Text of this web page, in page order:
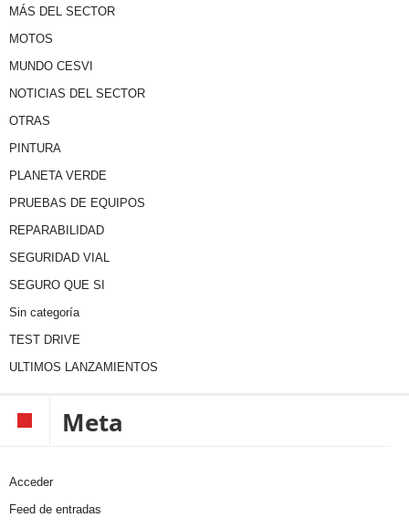
MÁS DEL SECTOR
MOTOS
MUNDO CESVI
NOTICIAS DEL SECTOR
OTRAS
PINTURA
PLANETA VERDE
PRUEBAS DE EQUIPOS
REPARABILIDAD
SEGURIDAD VIAL
SEGURO QUE SI
Sin categoría
TEST DRIVE
ULTIMOS LANZAMIENTOS
Meta
Acceder
Feed de entradas